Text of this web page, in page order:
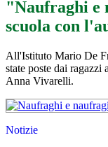
"Naufraghi e
scuola con
All'Istituto Mario De
state poste dai
Anna Vivarelli.
Notizie